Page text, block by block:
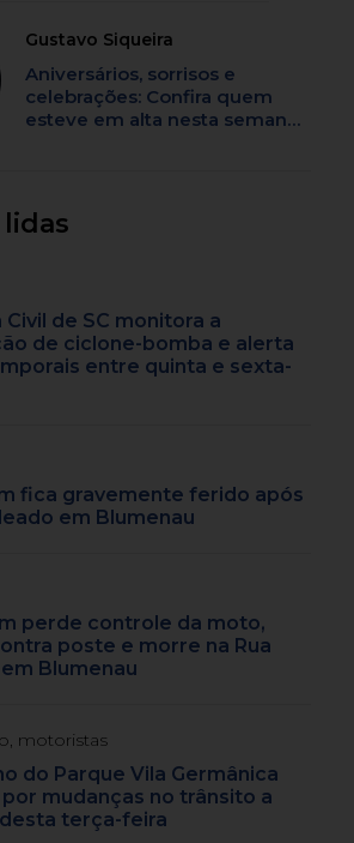
Gustavo Siqueira
Aniversários, sorrisos e
celebrações: Confira quem
esteve em alta nesta semana
lidas
Civil de SC monitora a
de ciclone-bomba e alerta
entre quinta e sexta-
fica gravemente ferido após
em Blumenau
perde controle da moto,
poste e morre na Rua
em Blumenau
motoristas
do Parque Vila Germânica
por mudanças no trânsito a
terça-feira